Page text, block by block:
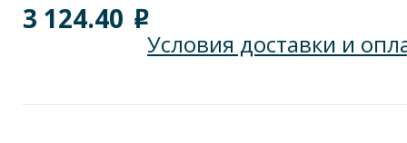
3 124.40 o
Условия доставки и